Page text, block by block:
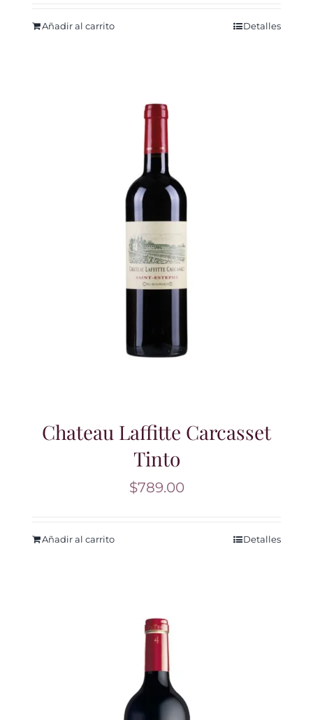
Añadir al carrito Detalles
Chateau Laffitte Carcasset
Tinto
$789.00
Añadir al carrito Detalles